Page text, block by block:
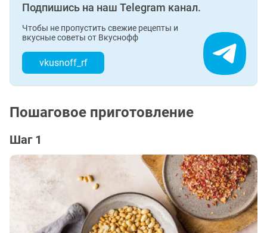
Подпишись на наш Telegram канал.
Чтобы не пропустить свежие рецепты и
вкусные советы от Вкуснофф
vkusnoff_rf
Пошаговое приготовление
Шаг 1